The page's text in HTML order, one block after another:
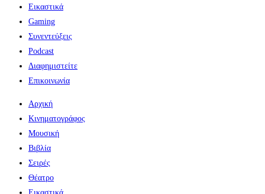
Εικαστικά
Gaming
Συνεντεύξεις
Podcast
Διαφημιστείτε
Επικοινωνία
Αρχική
Κινηματογράφος
Μουσική
Βιβλία
Σειρές
Θέατρο